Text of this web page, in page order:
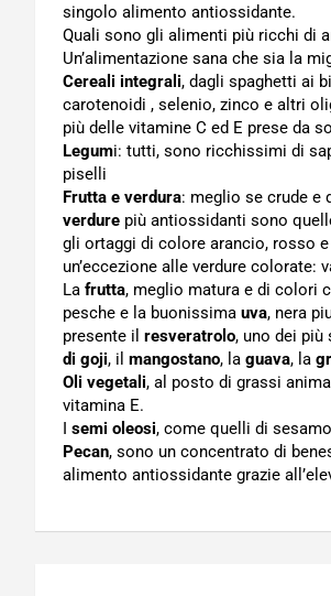
singolo alimento antiossidante.
Quali sono gli alimenti più ricchi di
Un’alimentazione sana che sia la
Cereali integrali, dagli spaghetti ai
carotenoidi , selenio, zinco e altri
più delle vitamine C ed E prese da
Legumi: tutti, sono ricchissimi di
piselli
Frutta e verdura: meglio se crude e
verdure più antiossidanti sono
gli ortaggi di colore arancio, rosso
un’eccezione alle verdure
La frutta, meglio matura e di colori
pesche e la buonissima uva, nera
presente il resveratrolo, uno dei
di goji, il mangostano, la guava, la
Oli vegetali, al posto di grassi
vitamina E.
I semi oleosi, come quelli di
Pecan, sono un concentrato di
alimento antiossidante grazie